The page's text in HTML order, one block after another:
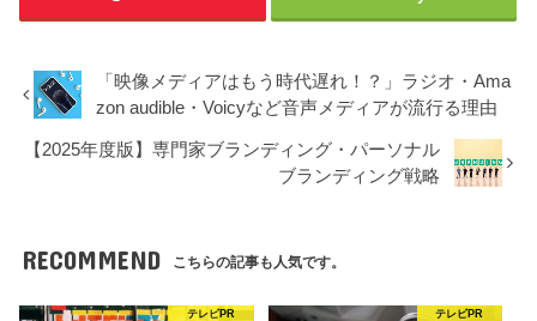
「映像メディアはもう時代遅れ！？」ラジオ・Ama
zon audible・Voicyなど音声メディアが流行る理由
【2025年度版】専門家ブランディング・パーソナル
ブランディング戦略
RECOMMEND こちらの記事も人気です。
テレビPR テレビPR